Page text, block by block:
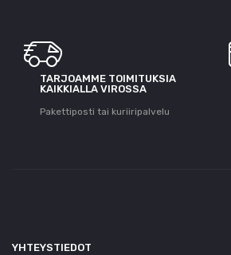
TARJOAMME TOIMITUKSIA
KAIKKIALLA VIROSSA
Pakettiposti tai kuriiripalvelu
YHTEYSTIEDOT